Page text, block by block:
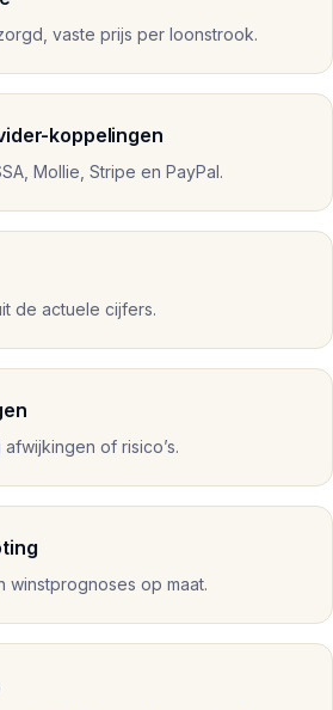
vaste prijs per loonstrook.
koppelingen
Mollie, Stripe en PayPal.
de actuele cijfers.
of risico’s.
winstprognoses op maat.